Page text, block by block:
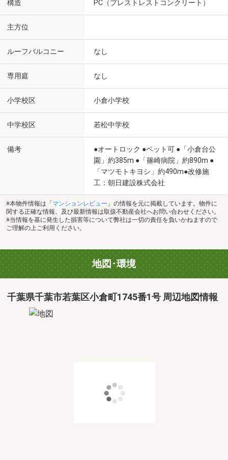
構造 PC（プレストレストコンクリート）
主方位
ルーフバルコニー なし
専用庭 なし
小学校区 小倉小学校
中学校区 若松中学校
備考
●オートロック ●ペット可 ●「小倉台公
園」約385m ●「篠崎病院」約890m ●
「マツモトキヨシ」約490m●改修施
工：朝日建設株式会社
※本物件情報は「 マンションレビュー 」の情報を元に掲載しています。物件に
関する正確な情報、及び最新情報は取扱不動産会社へお問い合わせください。
※当情報を基に発生した損害等について弊社は一切の責任を負いかねますので
ご理解の上ご利用ください。
地図･環境
千葉県千葉市若葉区小倉町1745番1号 周辺地図情報